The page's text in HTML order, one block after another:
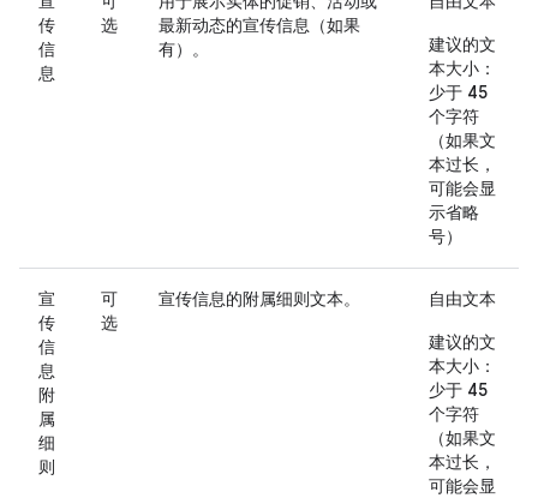
传
信
息
选
最新动态的宣传信息（如果
有）。
建议的文
本大小：
少于 45
个字符
（如果文
本过长，
可能会显
示省略
号）
宣
传
信
息
附
属
细
则
可
选
宣传信息的附属细则文本。
自由文本
建议的文
本大小：
少于 45
个字符
（如果文
本过长，
可能会显